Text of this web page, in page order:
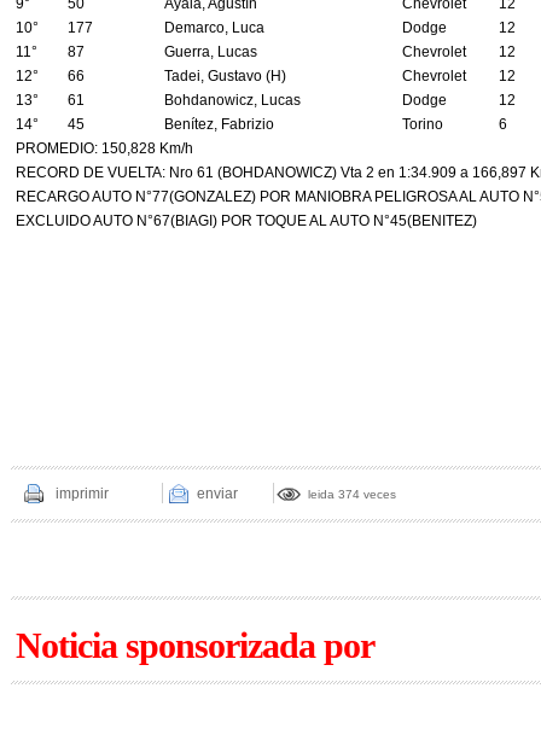
9°
50 Ayala, Agustín Chevrolet
12
10°
177 Demarco, Luca Dodge
12
11°
87 Guerra, Lucas Chevrolet
12
12°
66 Tadei, Gustavo (H) Chevrolet
12
13°
61 Bohdanowicz, Lucas Dodge
12
14°
45 Benítez, Fabrizio Torino
6
PROMEDIO: 150,828 Km/h
RECORD DE VUELTA: Nro 61 (BOHDANOWICZ) Vta 2 en 1:34.909 a 166,897
RECARGO AUTO N°77(GONZALEZ) POR MANIOBRA PELIGROSA AL AUTO
EXCLUIDO AUTO N°67(BIAGI) POR TOQUE AL AUTO N°45(BENITEZ)
imprimir enviar leida 374 veces
Noticia sponsorizada por